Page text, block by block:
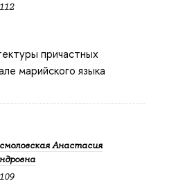
причастных
марийского языка
Анастасия